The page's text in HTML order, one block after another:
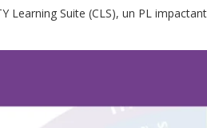
Suite (CLS), un PL